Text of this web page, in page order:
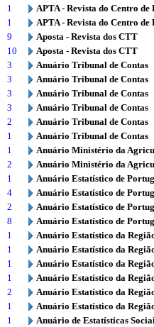
1
APTA - Revista do Centro
1
APTA - Revista do Centro
9
Aposta - Revista dos CTT
10
Aposta - Revista dos CTT
3
Anuário Tribunal de Contas
3
Anuário Tribunal de Contas
3
Anuário Tribunal de Contas
3
Anuário Tribunal de Contas
2
Anuário Tribunal de Contas
1
Anuário Tribunal de Contas
1
Anuário Ministério da
2
Anuário Ministério da
1
Anuário Estatístico de
4
Anuário Estatístico de
2
Anuário Estatístico de
8
Anuário Estatístico de
1
Anuário Estatístico da
1
Anuário Estatístico da
1
Anuário Estatístico da
1
Anuário Estatístico da
2
Anuário Estatístico da
1
Anuário Estatístico da
1
Anuário de Estatísticas